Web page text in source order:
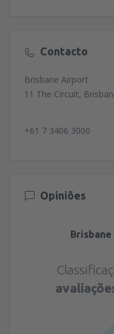
Contacto
Brisbane Airport
11 The Circuit,
+61 7 3406 3000
Opiniões